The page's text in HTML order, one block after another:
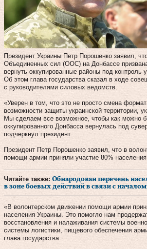
Президент Украины Петр Порошенко заявил,
Объединенных сил (ООС) на Донбассе
вернуть оккупированные районы под контроль
Об этом глава государства сказал в ходе
с руководителями силовых ведомств.
«Уверен в том, что это не просто смена
возможности защиты украинской территории,
Мы сделаем все возможное, чтобы как можно
оккупированного Донбасса вернулась под
подчеркнул президент.
Президент Петр Порошенко заявил, что в
помощи армии приняли участие 80% населения
Читайте также: Обнародован перечень
в зоне боевых действий в связи с
«В волонтерском движении помощи армии
населения Украины. Это помогло нам
восстановления и налаживания системы
системы логистики, пищевого обеспечения
глава государства.